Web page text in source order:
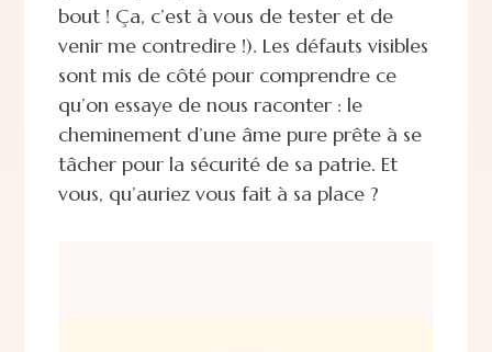
bout ! Ça, c’est à vous de tester et de
venir me contredire !). Les défauts visibles
sont mis de côté pour comprendre ce
qu’on essaye de nous raconter : le
cheminement d’une âme pure prête à se
tâcher pour la sécurité de sa patrie. Et
vous, qu’auriez vous fait à sa place ?